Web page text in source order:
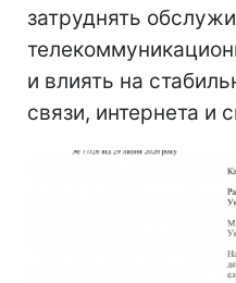
затруднять
и влиять на
связи, интернета и